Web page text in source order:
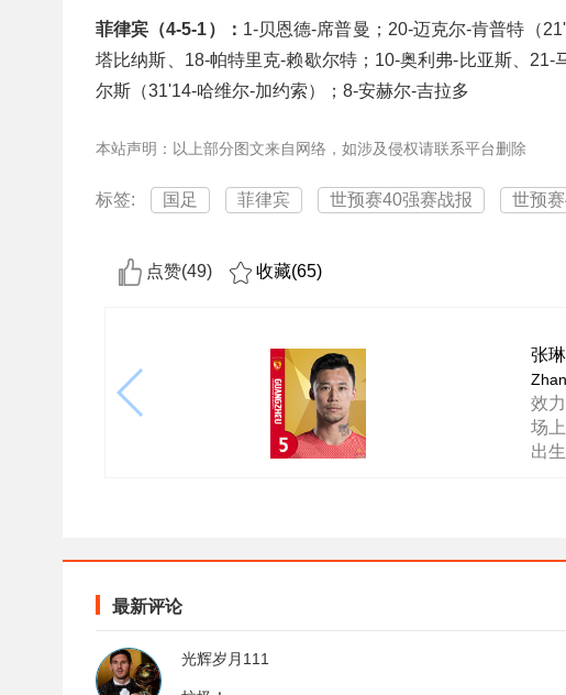
菲律宾（4-5-1）： 1-贝恩德-席普曼；20-迈克尔-肯普特（
塔比纳斯、18-帕特里克-赖歇尔特；10-奥利弗-比亚斯、
尔斯（31'14-哈维尔-加约索）；8-安赫尔-吉拉多
本站声明：以上部分图文来自网络，如涉及侵权请联系平台删除
标签: 国足 菲律宾 世预赛40强赛战报 世预
点赞(49) 收藏(65)
张
效
场
出
最新评论
光辉岁月111